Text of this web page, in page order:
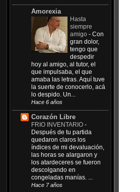
Amorexia
Hasta
siempre
amigo - Con
gran dolor,
tengo que
despedir
hoy al amigo, al tutor, el
que impulsaba, el que
amaba las letras. Aquí tuve
la suerte de conocerlo, acá
lo despido. Un...
Hace 6 años
Corazón Libre
FRIO INVENTARIO -
Después de tu partida
quedaron claros los
índices de mi devaluación,
las horas se alargaron y
los atardeceres se fueron
descolgando en
congeladas manías. ...
Hace 7 años